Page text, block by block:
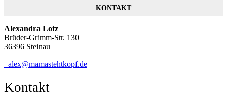
KONTAKT
Alexandra Lotz
Brüder-Grimm-Str. 130
36396 Steinau
alex@mamastehtkopf.de
Kontakt